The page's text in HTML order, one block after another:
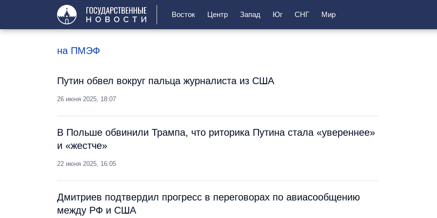
Восток Центр Запад Юг СНГ Мир
на ПМЭФ
Путин обвел вокруг пальца журналиста из США
26 июня 2025, 18:07
В Польше обвинили Трампа, что риторика Путина стала «увереннее»
и «жестче»
22 июня 2025, 16:05
Дмитриев подтвердил прогресс в переговорах по авиасообщению
между РФ и США